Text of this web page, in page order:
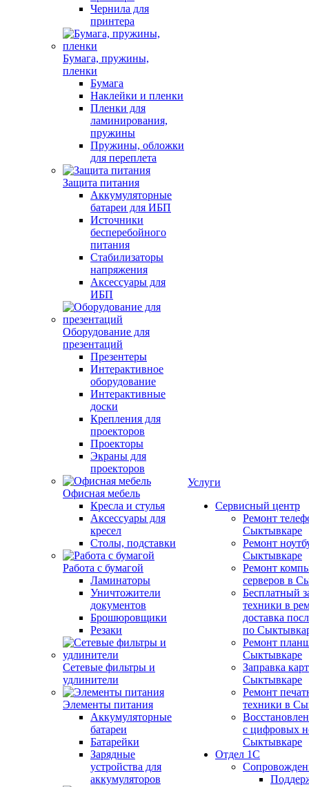
Чернила для
принтера
Бумага, пружины,
пленки
Бумага
Наклейки и пленки
Пленки для
ламинирования,
пружины
Пружины, обложки
для переплета
Защита питания
Аккумуляторные
батареи для ИБП
Источники
бесперебойного
питания
Стабилизаторы
напряжения
Аксессуары для
ИБП
Оборудование для
презентаций
Презентеры
Интерактивное
оборудование
Интерактивные
доски
Крепления для
проекторов
Проекторы
Экраны для
проекторов
Офисная мебель
Кресла и стулья
Аксессуары для
кресел
Столы, подставки
Работа с бумагой
Ламинаторы
Уничтожители
документов
Брошюровщики
Резаки
Сетевые фильтры и
удлинители
Элементы питания
Аккумуляторные
батареи
Батарейки
Зарядные
устройства для
аккумуляторов
Услуги
Сервисный центр
Ремонт
Сыктывкаре
Ремонт
Сыктывкаре
Ремонт
серверов в
Бесплатный
техники в
доставка
по
Ремонт
Сыктывкаре
Заправка
Сыктывкаре
Ремонт
техники в
с цифровых
Сыктывкаре
Отдел 1С